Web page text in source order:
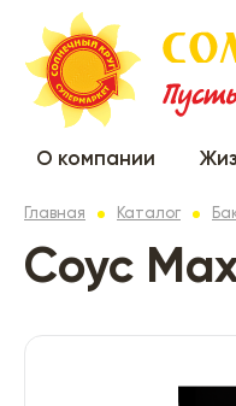
О компании
Главная Каталог
Соус